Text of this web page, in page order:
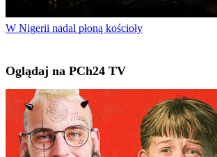
W Nigerii nadal płoną kościoły
Oglądaj na PCh24 TV